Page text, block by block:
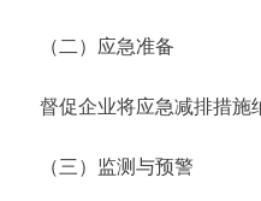
（二）应急准备
督促企业将应急减排措施
（三）监测与预警